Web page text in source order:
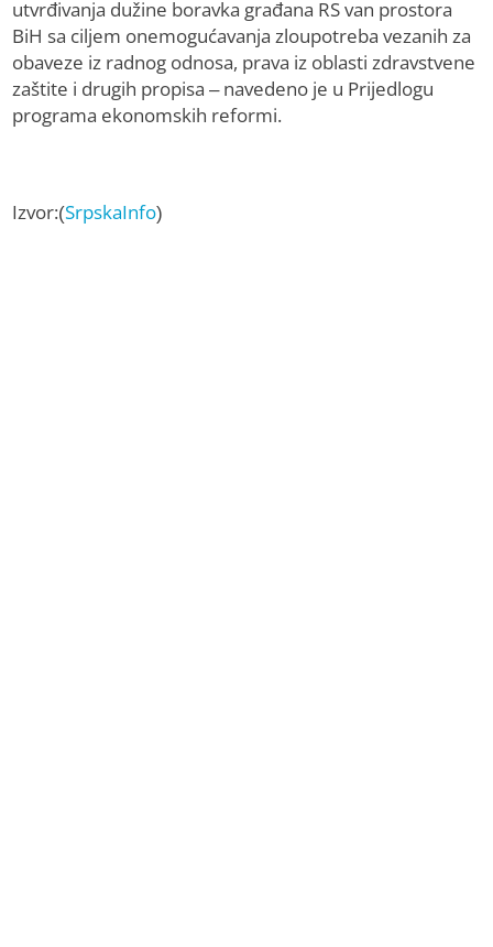
utvrđivanja dužine boravka građana RS van prostora
BiH sa ciljem onemogućavanja zloupotreba vezanih za
obaveze iz radnog odnosa, prava iz oblasti zdravstvene
zaštite i drugih propisa – navedeno je u Prijedlogu
programa ekonomskih reformi.
Izvor:(SrpskaInfo)